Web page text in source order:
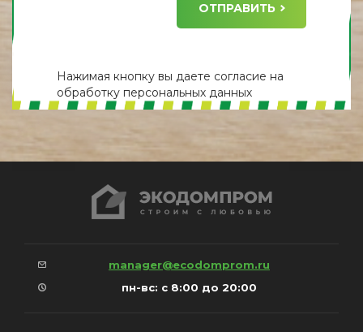
ОТПРАВИТЬ
Нажимая кнопку вы даете согласие на
обработку персональных данных
manager@ecodomprom.ru
пн-вс: с 8:00 до 20:00